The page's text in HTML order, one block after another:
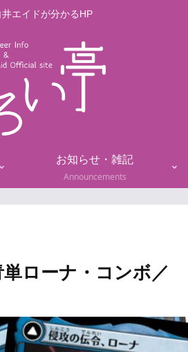
エイドが分かるHP
お知らせ・雑記
Announcements
ローナ・コンボ／